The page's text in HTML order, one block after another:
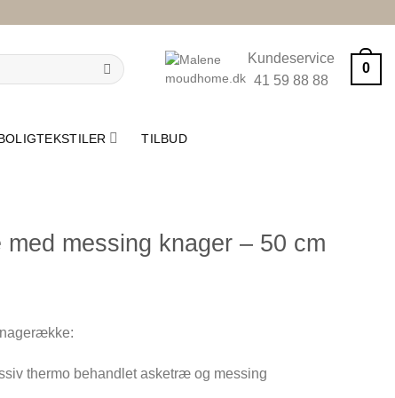
Kundeservice
41 59 88 88
0
TILBUD
messing knager – 50 cm
thermo behandlet asketræ og messing